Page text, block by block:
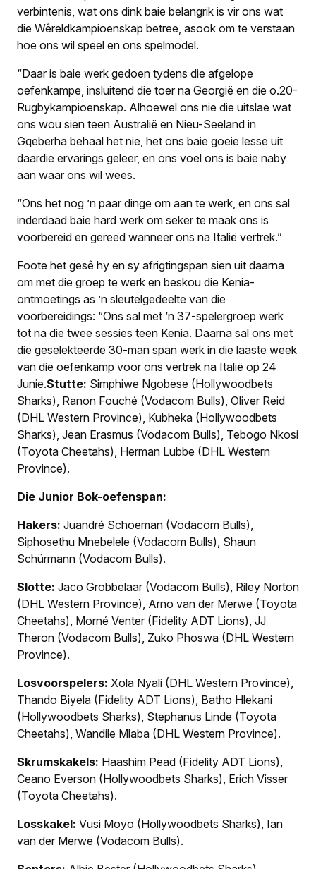
verbintenis, wat ons dink baie belangrik is vir ons wat
die Wêreldkampioenskap betree, asook om te verstaan
hoe ons wil speel en ons spelmodel.
“Daar is baie werk gedoen tydens die afgelope
oefenkampe, insluitend die toer na Georgië en die o.20-
Rugbykampioenskap. Alhoewel ons nie die uitslae wat
ons wou sien teen Australië en Nieu-Seeland in
Gqeberha behaal het nie, het ons baie goeie lesse uit
daardie ervarings geleer, en ons voel ons is baie naby
aan waar ons wil wees.
“Ons het nog ’n paar dinge om aan te werk, en ons sal
inderdaad baie hard werk om seker te maak ons is
voorbereid en gereed wanneer ons na Italië vertrek.”
Foote het gesê hy en sy afrigtingspan sien uit daarna
om met die groep te werk en beskou die Kenia-
ontmoetings as ’n sleutelgedeelte van die
voorbereidings: “Ons sal met ’n 37-spelergroep werk
tot na die twee sessies teen Kenia. Daarna sal ons met
die geselekteerde 30-man span werk in die laaste week
van die oefenkamp voor ons vertrek na Italië op 24
Junie.Stutte: Simphiwe Ngobese (Hollywoodbets
Sharks), Ranon Fouché (Vodacom Bulls), Oliver Reid
(DHL Western Province), Kubheka (Hollywoodbets
Sharks), Jean Erasmus (Vodacom Bulls), Tebogo Nkosi
(Toyota Cheetahs), Herman Lubbe (DHL Western
Province).
Die Junior Bok-oefenspan:
Hakers: Juandré Schoeman (Vodacom Bulls),
Siphosethu Mnebelele (Vodacom Bulls), Shaun
Schürmann (Vodacom Bulls).
Slotte: Jaco Grobbelaar (Vodacom Bulls), Riley Norton
(DHL Western Province), Arno van der Merwe (Toyota
Cheetahs), Morné Venter (Fidelity ADT Lions), JJ
Theron (Vodacom Bulls), Zuko Phoswa (DHL Western
Province).
Losvoorspelers: Xola Nyali (DHL Western Province),
Thando Biyela (Fidelity ADT Lions), Batho Hlekani
(Hollywoodbets Sharks), Stephanus Linde (Toyota
Cheetahs), Wandile Mlaba (DHL Western Province).
Skrumskakels: Haashim Pead (Fidelity ADT Lions),
Ceano Everson (Hollywoodbets Sharks), Erich Visser
(Toyota Cheetahs).
Losskakel: Vusi Moyo (Hollywoodbets Sharks), Ian
van der Merwe (Vodacom Bulls).